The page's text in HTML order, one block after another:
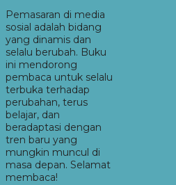
Pemasaran di media
sosial adalah bidang
yang dinamis dan
selalu berubah. Buku
ini mendorong
pembaca untuk selalu
terbuka terhadap
perubahan, terus
belajar, dan
beradaptasi dengan
tren baru yang
mungkin muncul di
masa depan. Selamat
membaca!